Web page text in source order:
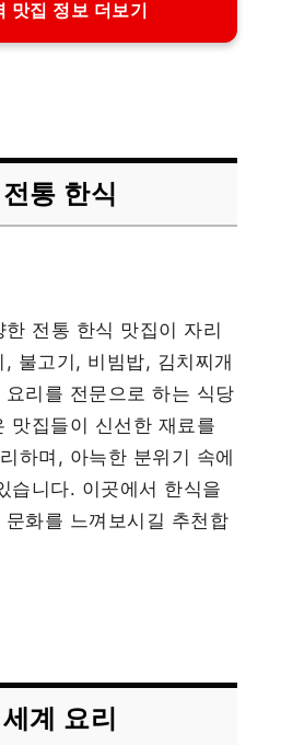
맛집 정보 더보기
통 한식
전통 한식 맛집이 자리
불고기, 비빔밥, 김치찌개
리를 전문으로 하는 식당
맛집들이 신선한 재료를
하며, 아늑한 분위기 속에
습니다. 이곳에서 한식을
화를 느껴보시길 추천합
계 요리